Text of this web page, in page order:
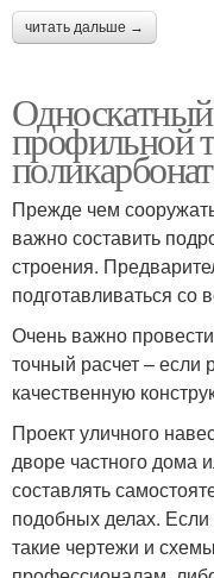
читать дальше →
профильной
Прежде чем
важно составить
строения.
подготавливаться со
Очень важно
точный расчет – если
качественную
Проект уличного
дворе частного дома
составлять
подобных делах.
такие чертежи и